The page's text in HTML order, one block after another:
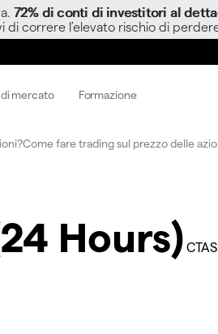
72% di conti di investitori al
correre l’elevato rischio di
mercato Formazione
Come fare trading sul prezzo delle
Hours)